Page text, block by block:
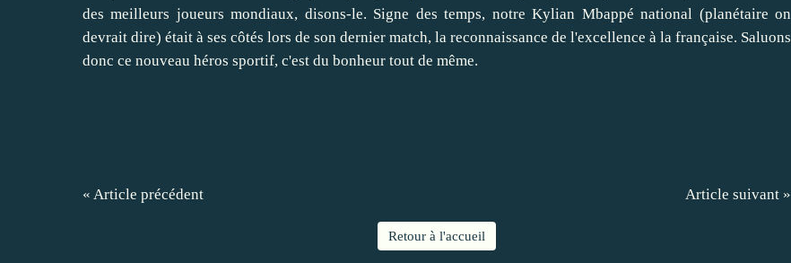
des meilleurs joueurs mondiaux, disons-le. Signe des temps, notre Kylian Mbappé national (planétaire on
devrait dire) était à ses côtés lors de son dernier match, la reconnaissance de l'excellence à la française. Saluons
donc ce nouveau héros sportif, c'est du bonheur tout de même.
« Article précédent Article suivant »
Retour à l'accueil